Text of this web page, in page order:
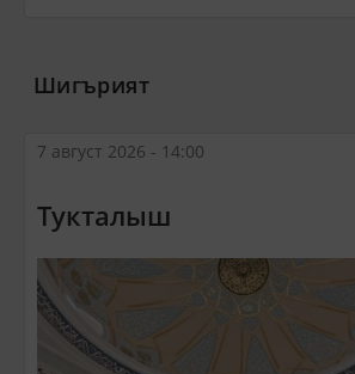
Шигърият
7 август 2026 - 14:00
Тукталыш